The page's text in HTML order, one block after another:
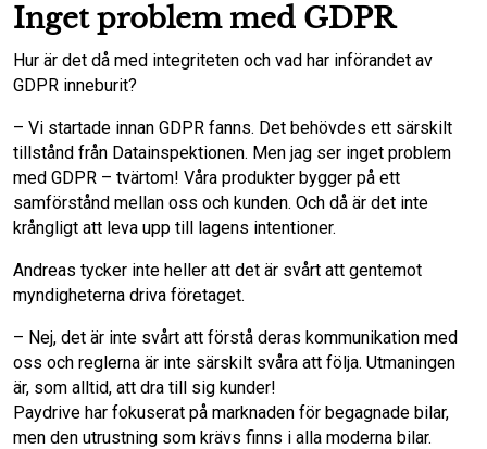
Inget problem med GDPR
Hur är det då med integriteten och vad har införandet av
GDPR inneburit?
– Vi startade innan GDPR fanns. Det behövdes ett särskilt
tillstånd från Datainspektionen. Men jag ser inget problem
med GDPR – tvärtom! Våra produkter bygger på ett
samförstånd mellan oss och kunden. Och då är det inte
krångligt att leva upp till lagens intentioner.
Andreas tycker inte heller att det är svårt att gentemot
myndigheterna driva företaget.
– Nej, det är inte svårt att förstå deras kommunikation med
oss och reglerna är inte särskilt svåra att följa. Utmaningen
är, som alltid, att dra till sig kunder!
Paydrive har fokuserat på marknaden för begagnade bilar,
men den utrustning som krävs finns i alla moderna bilar.